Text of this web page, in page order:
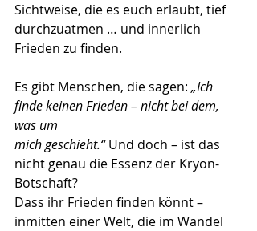
Sichtweise, die es euch erlaubt, tief
durchzuatmen … und innerlich
Frieden zu finden.
Es gibt Menschen, die sagen: „Ich
finde keinen Frieden – nicht bei dem,
was um
mich geschieht.“ Und doch – ist das
nicht genau die Essenz der Kryon-
Botschaft?
Dass ihr Frieden finden könnt –
inmitten einer Welt, die im Wandel